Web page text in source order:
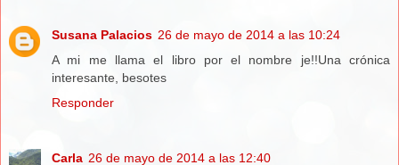
Susana Palacios 26 de mayo de 2014 a las 10:24
A mi me llama el libro por el nombre je!!Una crónica
interesante, besotes
Responder
Carla 26 de mayo de 2014 a las 12:40